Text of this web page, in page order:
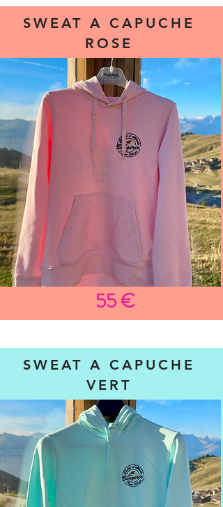
SWEAT A CAPUCHE
ROSE
55 €
SWEAT A CAPUCHE
VERT